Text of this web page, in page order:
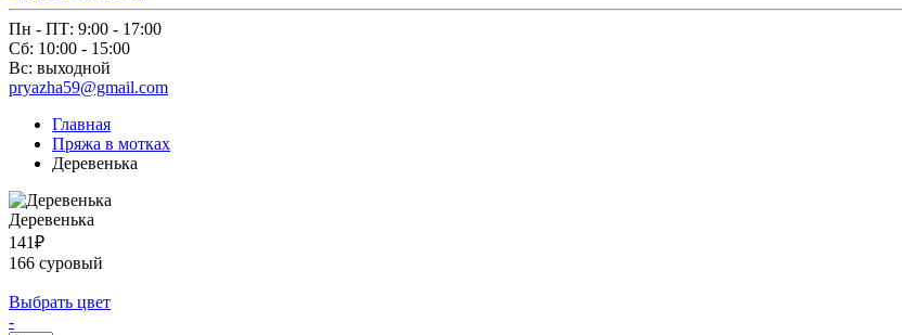
Пн - ПТ: 9:00 - 17:00
Сб: 10:00 - 15:00
Вс: выходной
pryazha59@gmail.com
Главная
Пряжа в мотках
Деревенька
Деревенька
141₽
166 суровый
Выбрать цвет
-